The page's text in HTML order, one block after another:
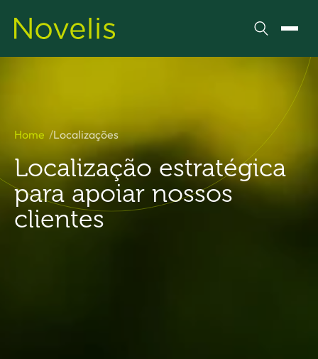
Pesquisar
Home Localizações
Localização estratégica
para apoiar nossos
clientes